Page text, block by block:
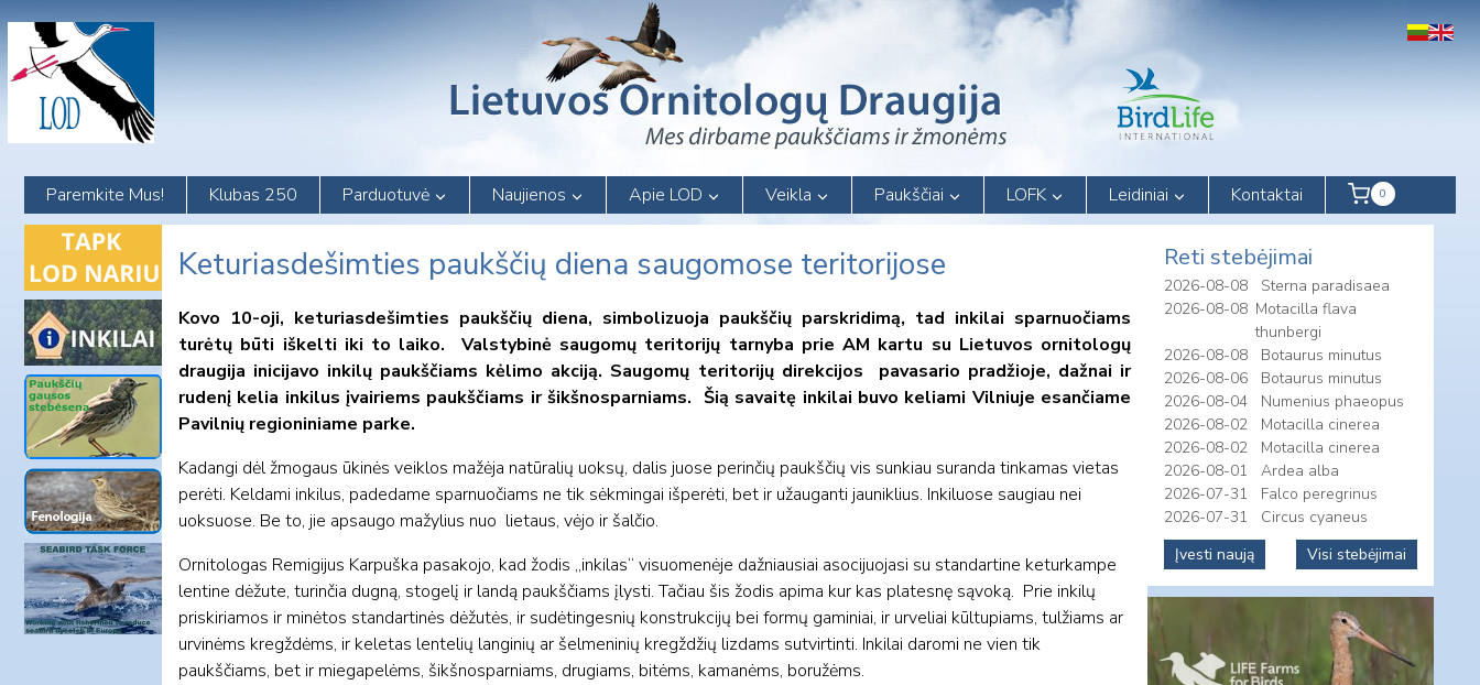
content
Paremkite Mus! Klubas 250 Parduotuvė Naujienos Apie LOD Veikla Paukščiai LOFK Leidiniai Kontaktai 0
Keturiasdešimties paukščių diena saugomose teritorijose
Kovo 10-oji, keturiasdešimties paukščių diena, simbolizuoja paukščių parskridimą, tad inkilai sparnuočiams
turėtų būti iškelti iki to laiko. Valstybinė saugomų teritorijų tarnyba prie AM kartu su Lietuvos ornitologų
draugija inicijavo inkilų paukščiams kėlimo akciją. Saugomų teritorijų direkcijos pavasario pradžioje, dažnai ir
rudenį kelia inkilus įvairiems paukščiams ir šikšnosparniams. Šią savaitę inkilai buvo keliami Vilniuje esančiame
Pavilnių regioniniame parke.
Kadangi dėl žmogaus ūkinės veiklos mažėja natūralių uoksų, dalis juose perinčių paukščių vis sunkiau suranda tinkamas vietas
perėti. Keldami inkilus, padedame sparnuočiams ne tik sėkmingai išperėti, bet ir užauganti jauniklius. Inkiluose saugiau nei
uoksuose. Be to, jie apsaugo mažylius nuo lietaus, vėjo ir šalčio.
Ornitologas Remigijus Karpuška pasakojo, kad žodis „inkilas“ visuomenėje dažniausiai asocijuojasi su standartine keturkampe
lentine dėžute, turinčia dugną, stogelį ir landą paukščiams įlysti. Tačiau šis žodis apima kur kas platesnę sąvoką. Prie inkilų
priskiriamos ir minėtos standartinės dėžutės, ir sudėtingesnių konstrukcijų bei formų gaminiai, ir urveliai kūltupiams, tulžiams ar
urvinėms kregždėms, ir keletas lentelių langinių ar šelmeninių kregždžių lizdams sutvirtinti. Inkilai daromi ne vien tik
paukščiams, bet ir miegapelėms, šikšnosparniams, drugiams, bitėms, kamanėms, boružėms.
Reti stebėjimai
2026-08-08
Sterna paradisaea
2026-08-08 Motacilla flava
thunbergi
2026-08-08
Botaurus minutus
2026-08-06
Botaurus minutus
2026-08-04
Numenius phaeopus
2026-08-02
Motacilla cinerea
2026-08-02
Motacilla cinerea
2026-08-01
Ardea alba
2026-07-31
Falco peregrinus
2026-07-31
Circus cyaneus
Įvesti naują
Visi stebėjimai